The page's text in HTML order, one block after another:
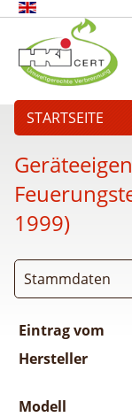
STARTSEITE
1999)
Stammdaten
Eintrag vom
Hersteller
Modell